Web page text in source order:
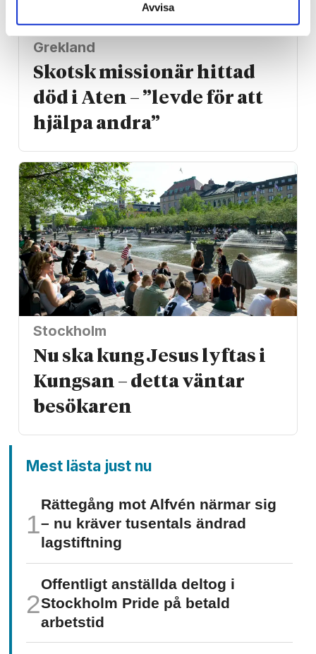
Avvisa
Grekland
Skotsk missionär hittad
död i Aten – ”levde för att
hjälpa andra”
Stockholm
Nu ska kung Jesus lyftas i
Kungsan – detta väntar
besökaren
Mest lästa just nu
Rättegång mot Alfvén närmar sig
– nu kräver tusentals ändrad
lagstiftning
Offentligt anställda deltog i
Stockholm Pride på betald
arbetstid